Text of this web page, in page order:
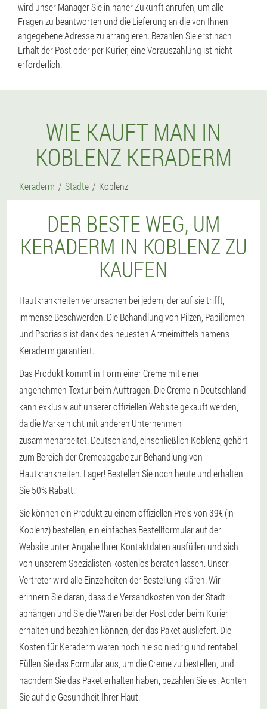
wird unser Manager Sie in naher Zukunft anrufen, um alle
Fragen zu beantworten und die Lieferung an die von Ihnen
angegebene Adresse zu arrangieren. Bezahlen Sie erst nach
Erhalt der Post oder per Kurier, eine Vorauszahlung ist nicht
erforderlich.
WIE KAUFT MAN IN
KOBLENZ KERADERM
Keraderm Städte Koblenz
DER BESTE WEG, UM
KERADERM IN KOBLENZ ZU
KAUFEN
Hautkrankheiten verursachen bei jedem, der auf sie trifft,
immense Beschwerden. Die Behandlung von Pilzen, Papillomen
und Psoriasis ist dank des neuesten Arzneimittels namens
Keraderm garantiert.
Das Produkt kommt in Form einer Creme mit einer
angenehmen Textur beim Auftragen. Die Creme in Deutschland
kann exklusiv auf unserer offiziellen Website gekauft werden,
da die Marke nicht mit anderen Unternehmen
zusammenarbeitet. Deutschland, einschließlich Koblenz, gehört
zum Bereich der Cremeabgabe zur Behandlung von
Hautkrankheiten. Lager! Bestellen Sie noch heute und erhalten
Sie 50% Rabatt.
Sie können ein Produkt zu einem offiziellen Preis von 39€ (in
Koblenz) bestellen, ein einfaches Bestellformular auf der
Website unter Angabe Ihrer Kontaktdaten ausfüllen und sich
von unserem Spezialisten kostenlos beraten lassen. Unser
Vertreter wird alle Einzelheiten der Bestellung klären. Wir
erinnern Sie daran, dass die Versandkosten von der Stadt
abhängen und Sie die Waren bei der Post oder beim Kurier
erhalten und bezahlen können, der das Paket ausliefert. Die
Kosten für Keraderm waren noch nie so niedrig und rentabel.
Füllen Sie das Formular aus, um die Creme zu bestellen, und
nachdem Sie das Paket erhalten haben, bezahlen Sie es. Achten
Sie auf die Gesundheit Ihrer Haut.